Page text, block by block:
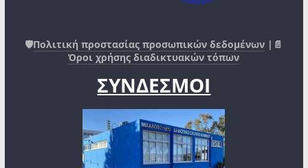
🛡️Πολιτική προστασίας προσωπικών δεδομένων |📄
Όροι χρήσης διαδικτυακών τόπων
ΣΥΝΔΕΣΜΟΙ